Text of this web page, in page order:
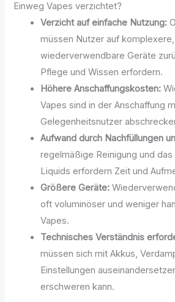
Einweg Vapes verzichtet?
Verzicht auf einfache Nutzung:
müssen Nutzer auf komplexere,
wiederverwendbare Geräte
Pflege und Wissen erfordern.
Höhere Anschaffungskosten:
Vapes sind in der Anschaffung
Gelegenheitsnutzer
Aufwand durch Nachfüllungen
regelmäßige Reinigung und das
Liquids erfordern Zeit und
Größere Geräte:
oft voluminöser und weniger
Vapes.
Technisches Verständnis
müssen sich mit Akkus,
Einstellungen
erschweren kann.